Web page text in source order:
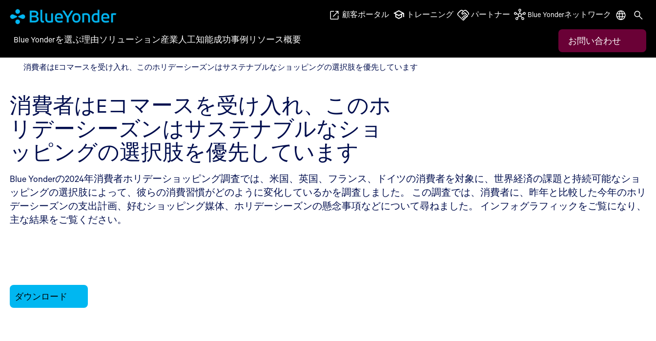
消費者はEコマースを受け入れ、このホリデーシーズンはサステナブルなショッピングの選択肢を優先しています
顧客ポータル トレーニング パートナー Blue Yonderネットワーク
Blue Yonderを選ぶ理由ソリューション産業 人工知能成功事例 リソース概要 お問い合わせ
消費者はEコマースを受け入れ、このホリデーシーズンはサステナブルなショッピングの選択肢を優先しています
消費者はEコマースを受け入れ、このホ
リデーシーズンはサステナブルなショ
ッピングの選択肢を優先しています
Blue Yonderの2024年消費者ホリデーショッピング調査では、米国、英国、フランス、ドイツの消費者を対象に、世界経済の課題と持続可能なショ
ッピングの選択肢によって、彼らの消費習慣がどのように変化しているかを調査しました。 この調査では、消費者に、昨年と比較した今年のホリ
デーシーズンの支出計画、好むショッピング媒体、ホリデーシーズンの懸念事項などについて尋ねました。 インフォグラフィックをご覧になり、
主な結果をご覧ください。
ダウンロード